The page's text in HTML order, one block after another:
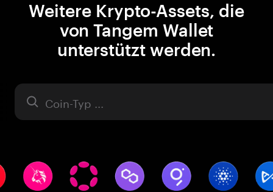
Weitere Krypto-Assets, die
von Tangem Wallet
unterstützt werden.
Asset